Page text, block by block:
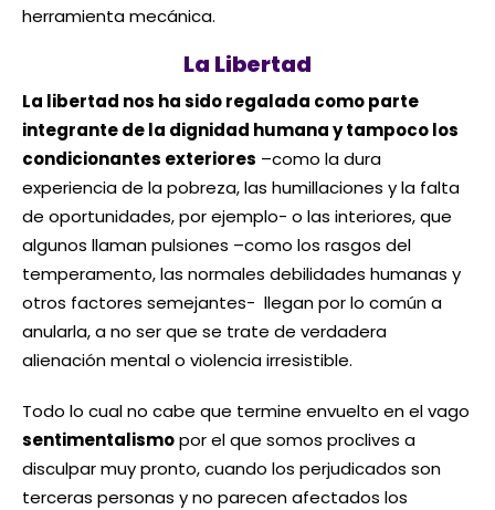
herramienta mecánica.
La Libertad
La libertad nos ha sido regalada como parte
integrante de la dignidad humana y tampoco los
condicionantes exteriores –como la dura
experiencia de la pobreza, las humillaciones y la falta
de oportunidades, por ejemplo- o las interiores, que
algunos llaman pulsiones –como los rasgos del
temperamento, las normales debilidades humanas y
otros factores semejantes- llegan por lo común a
anularla, a no ser que se trate de verdadera
alienación mental o violencia irresistible.
Todo lo cual no cabe que termine envuelto en el vago
sentimentalismopor el que somos proclives a
disculpar muy pronto, cuando los perjudicados son
terceras personas y no parecen afectados los